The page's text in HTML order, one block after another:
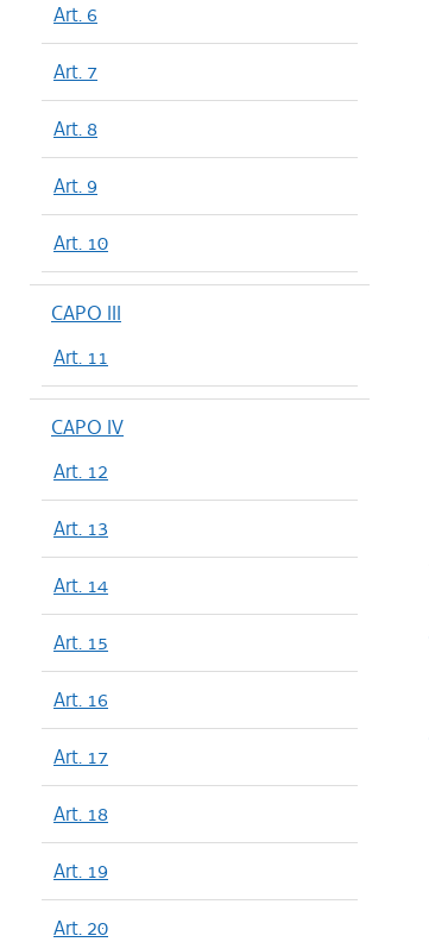
Art. 6
Art. 7
Art. 8
Art. 9
Art. 10
CAPO III
Art. 11
CAPO IV
Art. 12
Art. 13
Art. 14
Art. 15
Art. 16
Art. 17
Art. 18
Art. 19
Art. 20